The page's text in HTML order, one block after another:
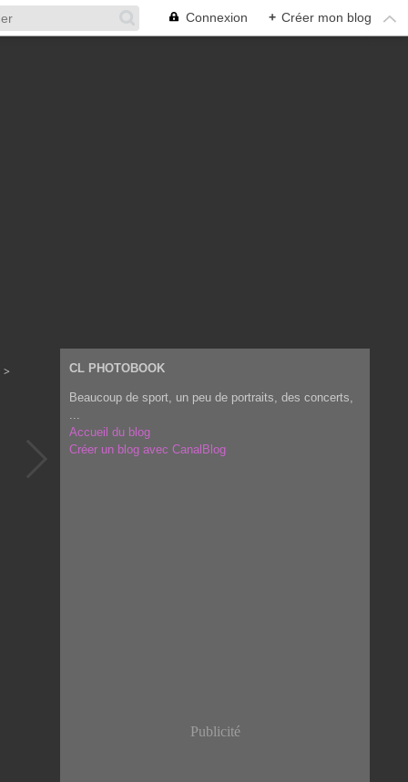
Connexion + Créer mon blog
>
CL PHOTOBOOK
Beaucoup de sport, un peu de portraits, des concerts,
...
Accueil du blog
Créer un blog avec CanalBlog
Publicité